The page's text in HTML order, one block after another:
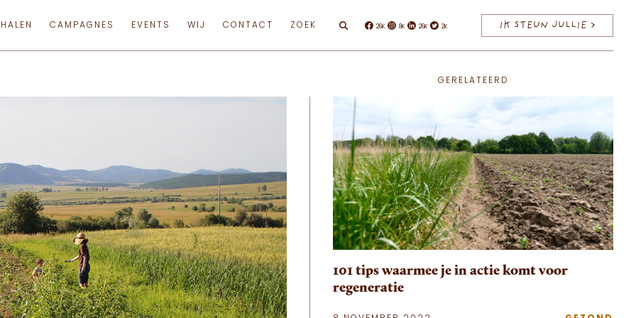
CAMPAGNES EVENTS WIJ CONTACT ZOEK Facebook
26K Instagram
8K Linkedin
26K Twitter
2K IK STEUN JULLIE >
GERELATEERD
101 tips waarmee je in actie komt voor
regeneratie